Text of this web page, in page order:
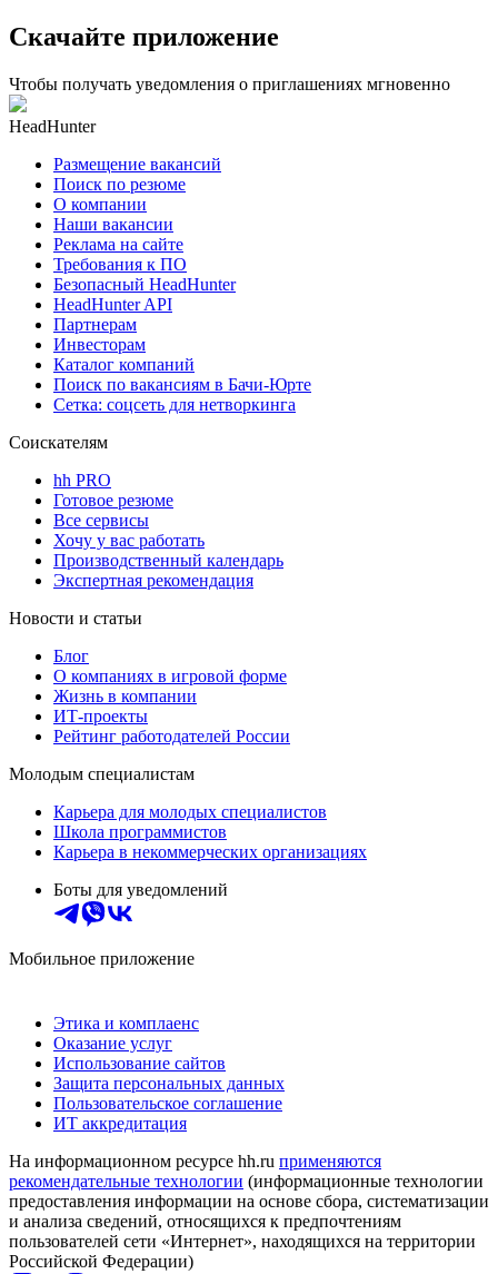
Скачайте приложение
Чтобы получать уведомления о приглашениях мгновенно
HeadHunter
Размещение вакансий
Поиск по резюме
О компании
Наши вакансии
Реклама на сайте
Требования к ПО
Безопасный HeadHunter
HeadHunter API
Партнерам
Инвесторам
Каталог компаний
Поиск по вакансиям в Бачи-Юрте
Сетка: соцсеть для нетворкинга
Соискателям
hh PRO
Готовое резюме
Все сервисы
Хочу у вас работать
Производственный календарь
Экспертная рекомендация
Новости и статьи
Блог
О компаниях в игровой форме
Жизнь в компании
ИТ-проекты
Рейтинг работодателей России
Молодым специалистам
Карьера для молодых специалистов
Школа программистов
Карьера в некоммерческих организациях
Боты для уведомлений
Мобильное приложение
Этика и комплаенс
Оказание услуг
Использование сайтов
Защита персональных данных
Пользовательское соглашение
ИТ аккредитация
На информационном ресурсе hh.ru применяются
рекомендательные технологии (информационные технологии
предоставления информации на основе сбора, систематизации
и анализа сведений, относящихся к предпочтениям
пользователей сети «Интернет», находящихся на территории
Российской Федерации)